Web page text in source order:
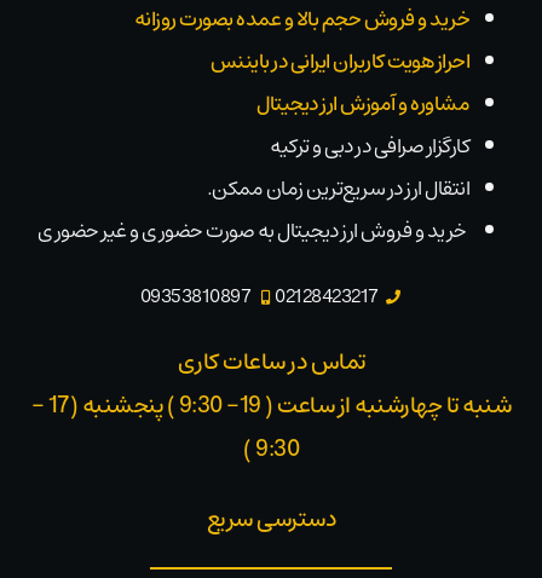
خرید و فروش حجم بالا و عمده بصورت روزانه
احراز هویت کاربران ایرانی در بایننس
مشاوره و آموزش ارز دیجیتال
کارگزار صرافی در دبی و ترکیه
انتقال ارز در سریع‌ترین زمان ممکن.
خرید و فروش ارز دیجیتال به صورت حضوری و غیر حضوری
02128423217
09353810897
تماس در ساعات کاری
شنبه تا چهارشنبه از ساعت ( 19- 9:30 ) پنجشنبه (17 -
9:30 )​
دسترسی سریع